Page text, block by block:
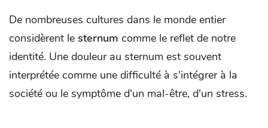
De nombreuses cultures dans le monde entier
considèrent le sternum comme le reflet de notre
identité. Une douleur au sternum est souvent
interprétée comme une difficulté à s'intégrer à la
société ou le symptôme d'un mal-être, d'un stress.